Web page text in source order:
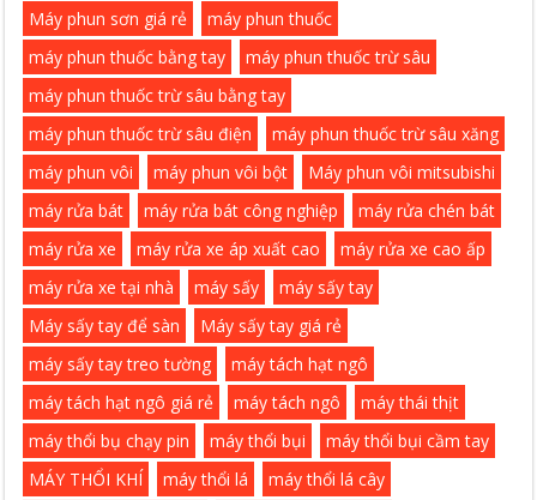
Máy phun sơn giá rẻ
máy phun thuốc
máy phun thuốc bằng tay
máy phun thuốc trừ sâu
máy phun thuốc trừ sâu bằng tay
máy phun thuốc trừ sâu điện
máy phun thuốc trừ sâu xăng
máy phun vôi
máy phun vôi bột
Máy phun vôi mitsubishi
máy rửa bát
máy rửa bát công nghiệp
máy rửa chén bát
máy rửa xe
máy rửa xe áp xuất cao
máy rửa xe cao ấp
máy rửa xe tại nhà
máy sấy
máy sấy tay
Máy sấy tay để sàn
Máy sấy tay giá rẻ
máy sấy tay treo tường
máy tách hạt ngô
máy tách hạt ngô giá rẻ
máy tách ngô
máy thái thịt
máy thổi bụ chạy pin
máy thổi bụi
máy thổi bụi cầm tay
MÁY THỔI KHÍ
máy thổi lá
máy thổi lá cây